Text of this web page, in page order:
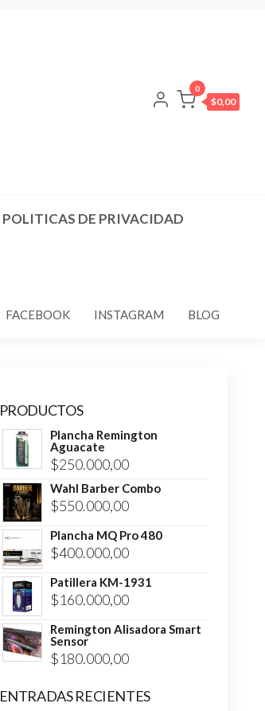
0
$0,00
POLITICAS DE PRIVACIDAD
FACEBOOK INSTAGRAM BLOG
PRODUCTOS
Plancha Remington
Aguacate
$250.000,00
Wahl Barber Combo
$550.000,00
Plancha MQ Pro 480
$400.000,00
Patillera KM-1931
$160.000,00
Remington Alisadora Smart
Sensor
$180.000,00
ENTRADAS RECIENTES